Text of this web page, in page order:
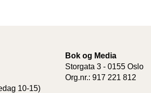
10-15)
Bok og Media
Storgata 3 - 0155 Oslo
Org.nr.: 917 221 812